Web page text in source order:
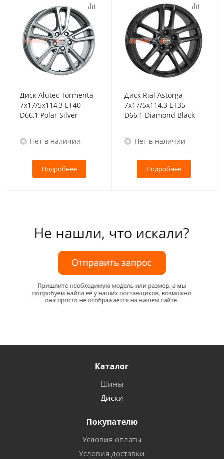
Диск Alutec Tormenta
7x17/5x114,3 ET40
D66,1 Polar Silver
Нет в наличии
Подробнее
Диск Rial Astorga
7x17/5x114,3 ET35
D66,1 Diamond Black
Нет в наличии
Подробнее
Каталог
Шины
Диски
Покупателю
Условия оплаты
Условия доставки